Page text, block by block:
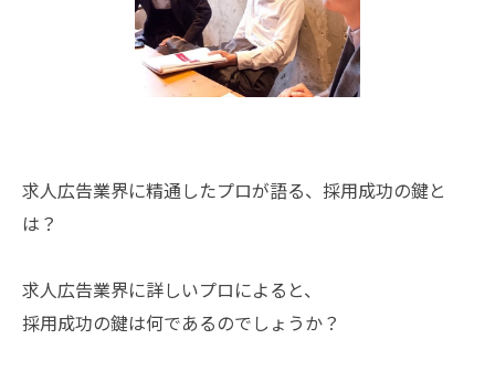
求人広告業界に精通したプロが語る、採用成功の鍵と
は？
求人広告業界に詳しいプロによると、
採用成功の鍵は何であるのでしょうか？